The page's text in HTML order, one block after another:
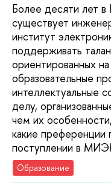
Более десяти лет
существует
институт
поддерживать
ориентированных
образовательные
интеллектуальные
делу,
чем их
какие преференции
поступлении в
Образование